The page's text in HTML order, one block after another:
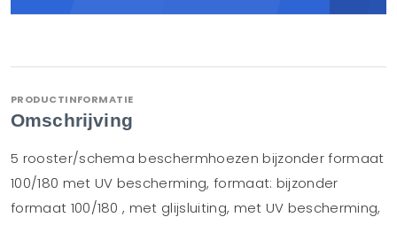
PRODUCTINFORMATIE
Omschrijving
5 rooster/schema beschermhoezen bijzonder formaat
100/180 met UV bescherming, formaat: bijzonder
formaat 100/180 , met glijsluiting, met UV bescherming,